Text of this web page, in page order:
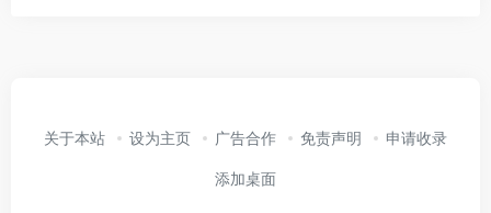
关于本站 设为主页 广告合作 免责声明 申请收录
添加桌面